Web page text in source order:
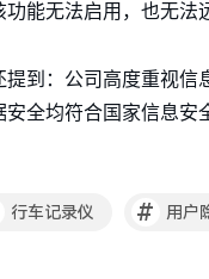
能无法启用，也无法
提到：公司高度重视信
全均符合国家信息安
行车记录仪 # 用户